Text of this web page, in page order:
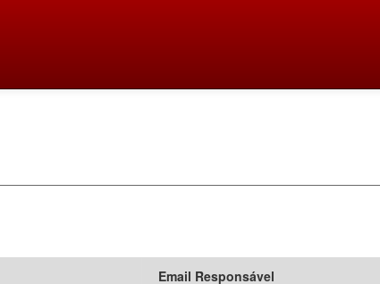
Email Responsável